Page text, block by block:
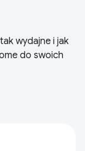
wydajne i jak
do swoich